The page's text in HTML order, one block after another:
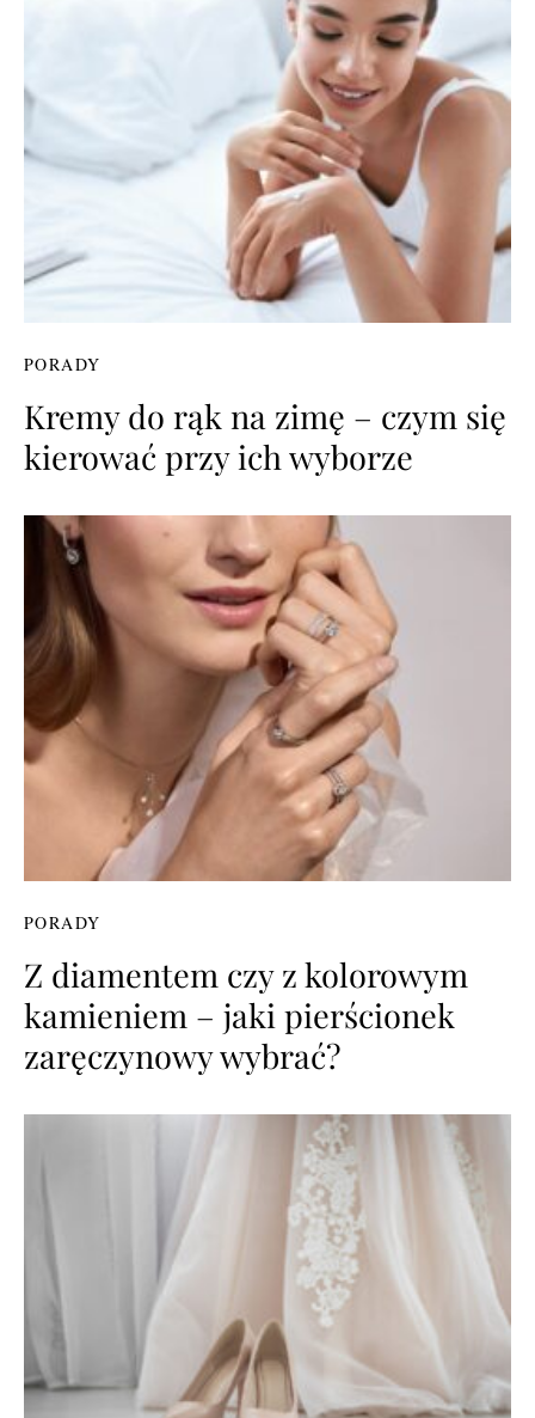
PORADY
Kremy do rąk na zimę – czym się
kierować przy ich wyborze
PORADY
Z diamentem czy z kolorowym
kamieniem – jaki pierścionek
zaręczynowy wybrać?